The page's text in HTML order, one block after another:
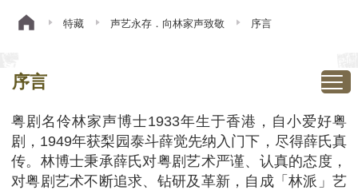
特藏 声艺永存．向林家声致敬 序言
序言
粤剧名伶林家声博士1933年生于香港，自小爱好粤
剧，1949年获梨园泰斗薛觉先纳入门下，尽得薛氏真
传。林博士秉承薛氏对粤剧艺术严谨、认真的态度，
对粤剧艺术不断追求、钻研及革新，自成「林派」艺